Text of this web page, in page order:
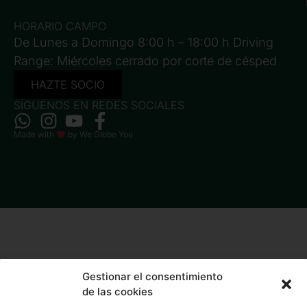
Gestionar el consentimiento
de las cookies
HORARIO CAMPO
De Lunes a Domingo 8:00 h – 18:00 h Driving
Range: Miércoles cerrado por corte de césped
HAZTE SOCIO
SÍGUENOS EN REDES SOCIALES
Made with by We Globe You